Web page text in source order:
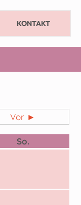
KONTAKT
Vor ►
So.